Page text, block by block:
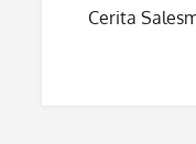
Cerita